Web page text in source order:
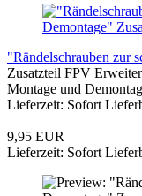
"Rändelschrauben zur
Zusatzteil FPV
Montage und
Lieferzeit: Sofort
9,95 EUR
Lieferzeit: Sofort